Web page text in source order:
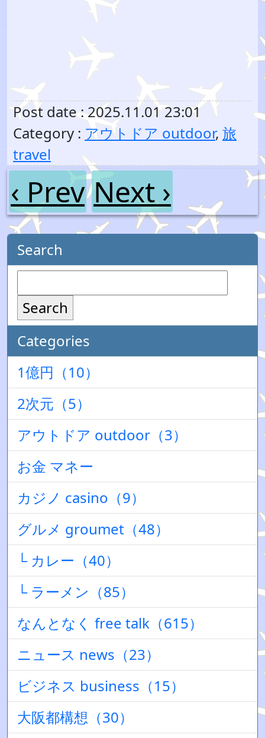
Post date : 2025.11.01 23:01
Category : アウトドア outdoor, 旅
travel
‹ Prev Next ›
Search
Search
Categories
1億円（10）
2次元（5）
アウトドア outdoor（3）
お金 マネー
カジノ casino（9）
グルメ groumet（48）
└ カレー（40）
└ ラーメン（85）
なんとなく free talk（615）
ニュース news（23）
ビジネス business（15）
大阪都構想（30）